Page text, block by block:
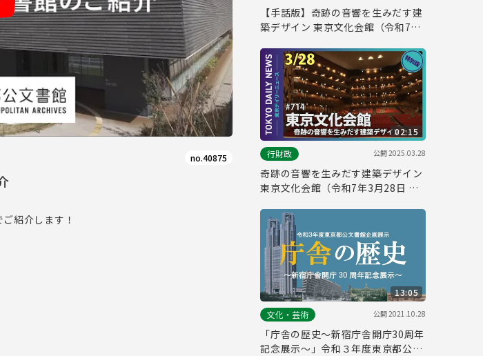
no.40875
紹介します！
【手話版】奇跡の音響を生みだす建
築デザイン 東京文化会館（令和7年
版）
02:15
行財政
公開2025.03.28
奇跡の音響を生みだす建築デザイン
東京文化会館（令和7年3月28日 東
13:05
文化・芸術
公開2021.10.28
「庁舎の歴史～新宿庁舎開庁30周年
記念展示～」令和３年度東京都公文